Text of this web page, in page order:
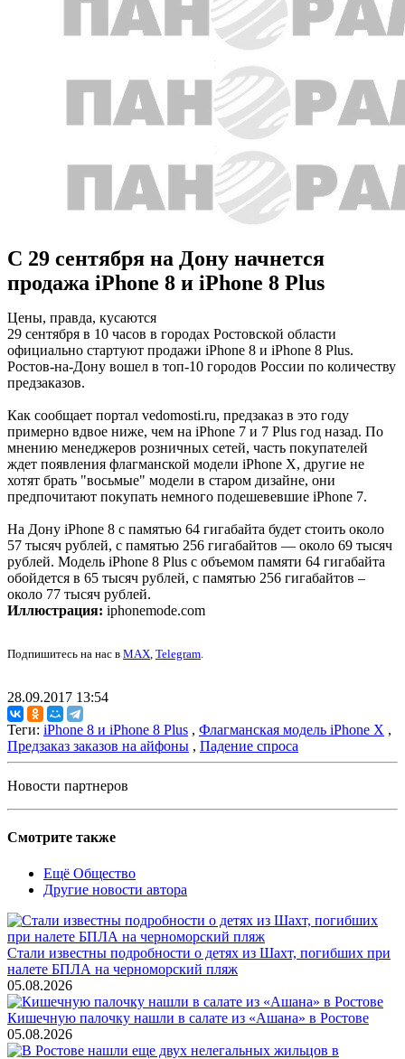
С 29 сентября на Дону начнется
продажа iPhone 8 и iPhone 8 Plus
Цены, правда, кусаются
29 сентября в 10 часов в городах Ростовской области
официально стартуют продажи iPhone 8 и iPhone 8 Plus.
Ростов-на-Дону вошел в топ-10 городов России по количеству
предзаказов.
Как сообщает портал vedomosti.ru, предзаказ в это году
примерно вдвое ниже, чем на iPhone 7 и 7 Plus год назад. По
мнению менеджеров розничных сетей, часть покупателей
ждет появления флагманской модели iPhone X, другие не
хотят брать "восьмые" модели в старом дизайне, они
предпочитают покупать немного подешевевшие iPhone 7.
На Дону iPhone 8 с памятью 64 гигабайта будет стоить около
57 тысяч рублей, с памятью 256 гигабайтов — около 69 тысяч
рублей. Модель iPhone 8 Plus с объемом памяти 64 гигабайта
обойдется в 65 тысяч рублей, с памятью 256 гигабайтов –
около 77 тысяч рублей.
Иллюстрация: iphonemode.com
Подпишитесь на нас в MAX, Telegram.
28.09.2017 13:54
Теги: iPhone 8 и iPhone 8 Plus , Флагманская модель iPhone X ,
Предзаказ заказов на айфоны , Падение спроса
Новости партнеров
Смотрите также
Ещё Общество
Другие новости автора
Стали известны подробности о детях из Шахт, погибших при
налете БПЛА на черноморский пляж
05.08.2026
Кишечную палочку нашли в салате из «Ашана» в Ростове
05.08.2026